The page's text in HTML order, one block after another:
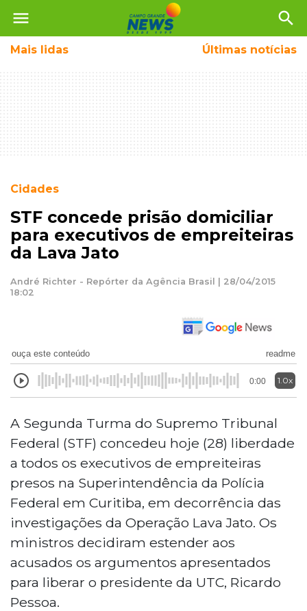
menu search
Mais lidas Últimas notícias
Cidades
STF concede prisão domiciliar
para executivos de empreiteiras
da Lava Jato
André Richter - Repórter da Agência Brasil | 28/04/2015
18:02
ouça este conteúdo readme
0:00 1.0x
A Segunda Turma do Supremo Tribunal
Federal (STF) concedeu hoje (28) liberdade
a todos os executivos de empreiteiras
presos na Superintendência da Polícia
Federal em Curitiba, em decorrência das
investigações da Operação Lava Jato. Os
ministros decidiram estender aos
acusados os argumentos apresentados
para liberar o presidente da UTC, Ricardo
Pessoa.